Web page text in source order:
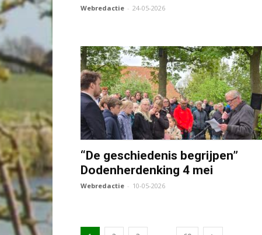
Webredactie - 24-05-2026
“De geschiedenis begrijpen”
Dodenherdenking 4 mei
Webredactie - 10-05-2026